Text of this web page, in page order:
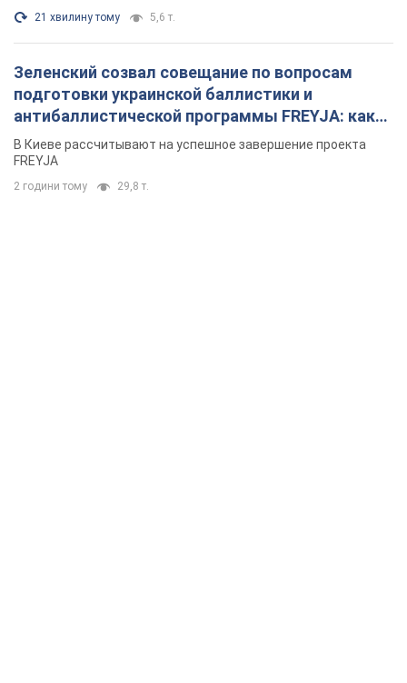
21 хвилину тому 5,6 т.
Зеленский созвал совещание по вопросам
подготовки украинской баллистики и
антибаллистической программы FREYJA: какие
решения готовятся
В Киеве рассчитывают на успешное завершение проекта
FREYJA
2 години тому 29,8 т.